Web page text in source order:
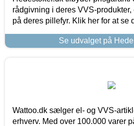
rådgivning i deres VVS-
på deres pillefyr. Klik her for at se
Se udvalget på
Wattoo.dk sælger el- og VVS-
erhverv. Med over 100.000 varer